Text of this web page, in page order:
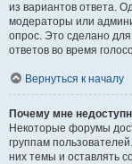
из вариантов ответа.
модераторы или
опрос. Это сделано
ответов во время
Вернуться к началу
Почему мне
Некоторые форумы
группам
них темы и оставлять